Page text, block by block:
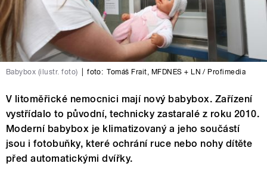
Babybox (ilustr. foto) foto: Tomáš Frait, MFDNES + LN / Profimedia
V litoměřické nemocnici mají nový babybox. Zařízení
vystřídalo to původní, technicky zastaralé z roku 2010.
Moderní babybox je klimatizovaný a jeho součástí
jsou i fotobuňky, které ochrání ruce nebo nohy dítěte
před automatickými dvířky.